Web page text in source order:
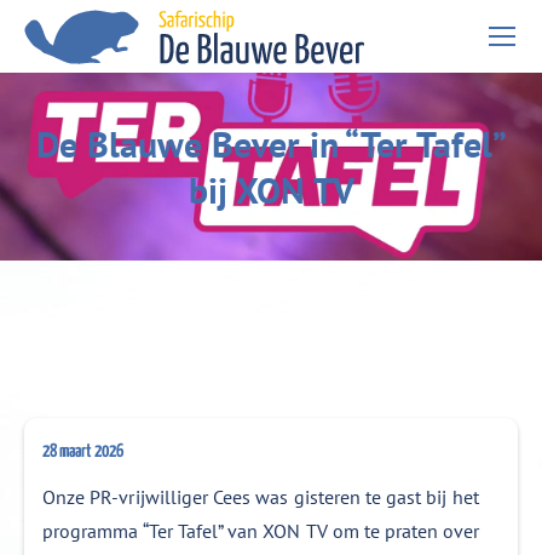
De Blauwe Bever in “Ter Tafel”
bij XON TV
Je bent hier:
28 maart 2026
Onze PR-vrijwilliger Cees was gisteren te gast bij het
programma “Ter Tafel” van XON TV om te praten over